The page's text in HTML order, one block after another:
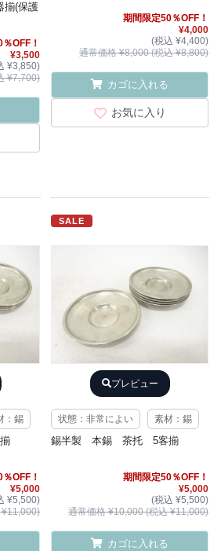
(保護
OFF！
¥3,500
¥3,850)
¥7,700)
期間限定50％OFF！
¥4,000
(税込 ¥4,400)
通常価格 ¥8,000 (税込 ¥8,800)
カゴに入れる
お気に入り
：錫
OFF！
¥5,000
¥5,500)
¥11,000)
SALE
プレビュー
状態：非常によい 素材：錫
錫半製 本錫 茶托 5客揃
期間限定50％OFF！
¥5,000
(税込 ¥5,500)
通常価格 ¥10,000 (税込 ¥11,000)
カゴに入れる